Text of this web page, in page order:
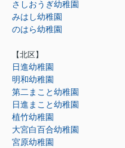
さしおうぎ幼稚園
みはし幼稚園
のはら幼稚園
【北区】
日進幼稚園
明和幼稚園
第二まこと幼稚園
日進まこと幼稚園
植竹幼稚園
大宮白百合幼稚園
宮原幼稚園